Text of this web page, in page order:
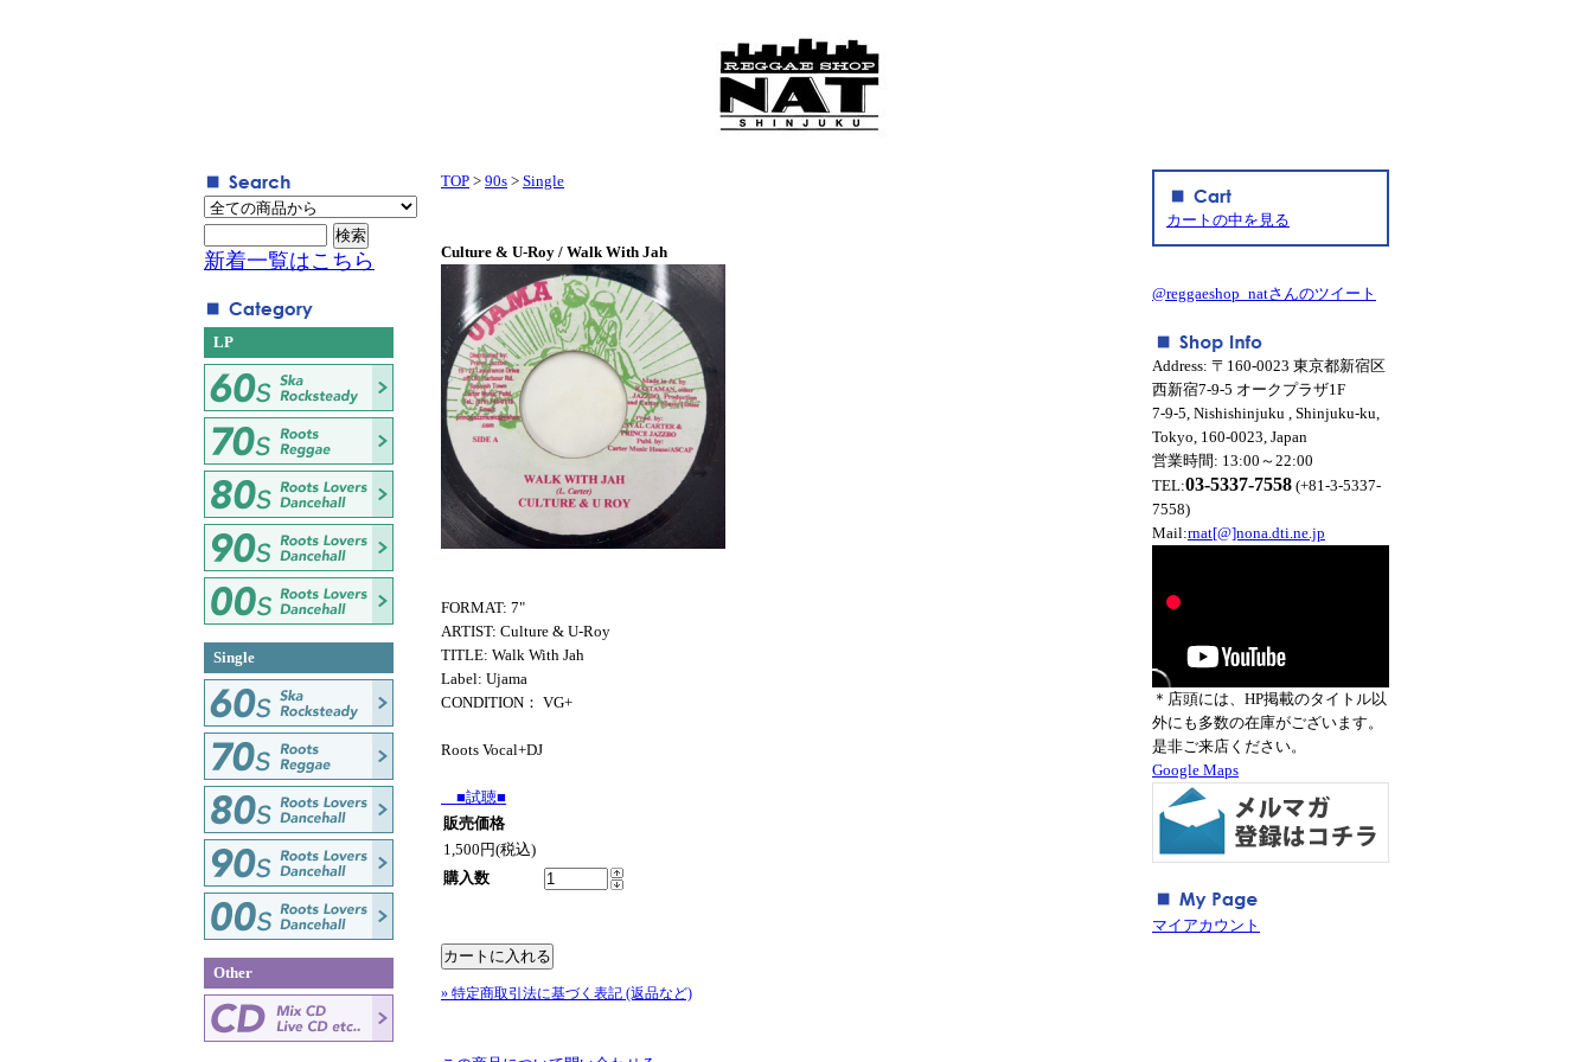
TOP > 90s > Single
Culture & U-Roy / Walk With Jah
FORMAT: 7"
ARTIST: Culture & U-Roy
TITLE: Walk With Jah
Label: Ujama
CONDITION： VG+
Roots Vocal+DJ
■試聴■
販売価格
1,500円(税込)
購入数
» 特定商取引法に基づく表記 (返品など)
新着一覧はこちら
LP
Single
Other
カートの中を見る
@reggaeshop_natさんのツイート
Address: 〒160-0023 東京都新宿区
西新宿7-9-5 オークプラザ1F
7-9-5, Nishishinjuku , Shinjuku-ku,
Tokyo, 160-0023, Japan
営業時間: 13:00～22:00
TEL:03-5337-7558 (+81-3-5337-
7558)
Mail:rnat[@]nona.dti.ne.jp
＊店頭には、HP掲載のタイトル以
外にも多数の在庫がございます。
是非ご来店ください。
Google Maps
マイアカウント